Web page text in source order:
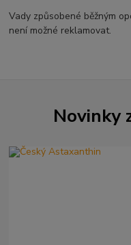
Vady způsobené běžným
není možné reklamovat.
Novinky